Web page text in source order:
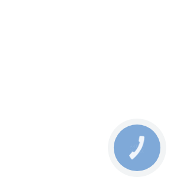
КНОПКА
ЗВ'ЯЗКУ